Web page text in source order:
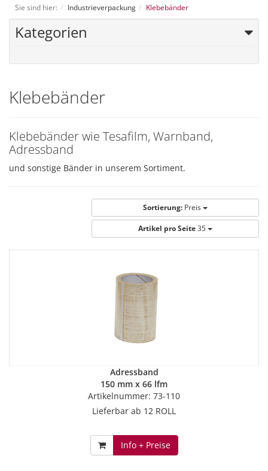
Sie sind hier: Industrieverpackung Klebebänder
Kategorien
Klebebänder
Klebebänder wie Tesafilm, Warnband,
Adressband
und sonstige Bänder in unserem Sortiment.
Sortierung: Preis
Artikel pro Seite35
Adressband
150 mm x 66 lfm
Artikelnummer: 73-110
Lieferbar ab 12 ROLL
Info + Preise